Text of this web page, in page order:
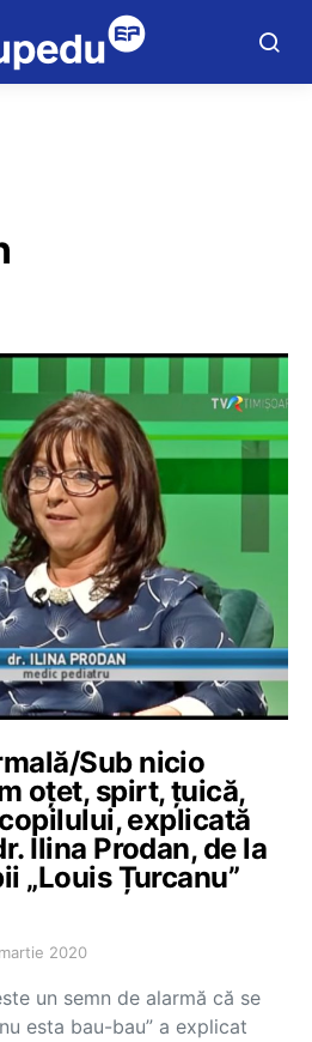
Sub nicio
oțet, spirt, țuică,
explicată
Ilina Prodan, de la
„Louis Țurcanu”
2020
un semn de alarmă că se
esta bau-bau” a explicat